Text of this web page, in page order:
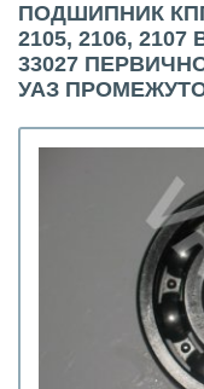
ПОДШИПНИК КПП
2105, 2106,
33027
УАЗ